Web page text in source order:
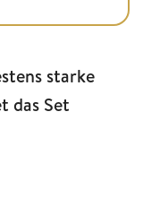
starke
das Set